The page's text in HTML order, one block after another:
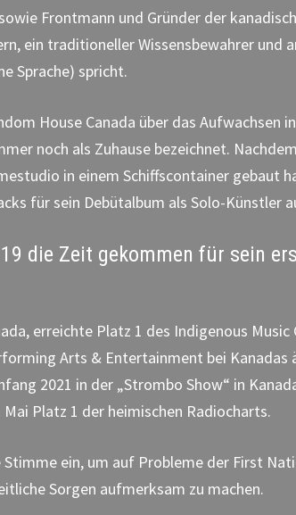
Frontmann und Gründer der
ein traditioneller Wissensbewahrer und
Sprache) spricht.
House Canada über das Aufwachsen
noch als Zuhause bezeichnet.
in einem Schiffscontainer gebaut
für sein Debütalbum als Solo-Künstler
die Zeit gekommen für sein
erreichte Platz 1 des Indigenous Music
Arts & Entertainment bei Kanadas
2021 in der „Strombo Show“ in
Platz 1 der heimischen Radiocharts.
ein, um auf Probleme der First
Sorgen aufmerksam zu machen.